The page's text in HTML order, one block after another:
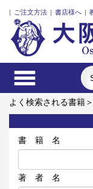
| ご注文方法 | 書店様へ |
よく検索される書籍＞
ーとプラズマと粒子
Challenges at Public
涯と交流
ポンプの流
書 籍 名
著 者 名